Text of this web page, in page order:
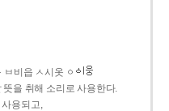
비읍 ㅅ시옷 ㆁ
을 취해 소리로 사용한다.
용되고,